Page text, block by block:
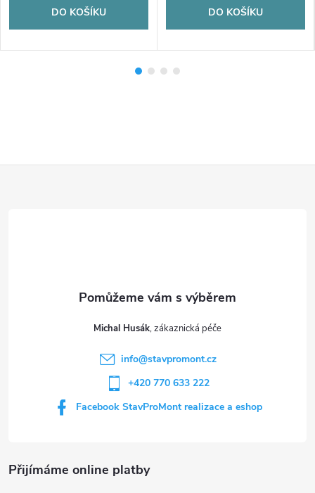
DO KOŠÍKU DO KOŠÍKU
Přijímáme online platby
Michal Husák
info@stavpromont.cz
+420 770 633 222
Facebook StavProMont realizace a eshop